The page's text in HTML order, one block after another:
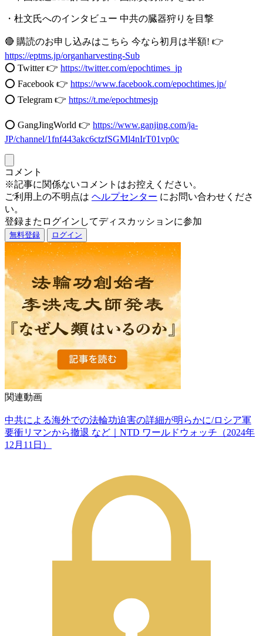
・杜文氏へのインタビュー 中共の臓器狩りを目撃
🔴 購読のお申し込みはこちら 今なら初月は半額! 👉
https://eptms.jp/organharvesting-Sub
⭕️ Twitter 👉 https://twitter.com/epochtimes_jp
⭕️ Facebook 👉 https://www.facebook.com/epochtimes.jp/
⭕️ Telegram 👉 https://t.me/epochtmesjp
⭕️ GangJingWorld 👉 https://www.ganjing.com/ja-
JP/channel/1fnf443akc6ctzfSGMl4nIrT01vp0c
コメント
※記事に関係ないコメントはお控えください。
ご利用上の不明点は ヘルプセンター にお問い合わせくださ
い。
登録またログインしてディスカッションに参加
無料登録 ログイン
関連動画
中共による海外での法輪功迫害の詳細が明らかに/ロシア軍
要衝リマンから撤退 など｜NTD ワールドウォッチ（2024年
12月11日）